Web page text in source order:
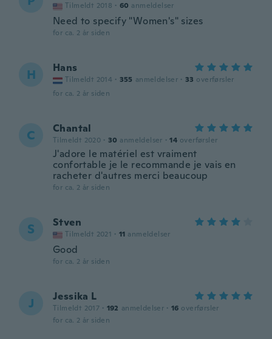
Tilmeldt 2018 · 60 anmeldelser
Need to specify "Women's" sizes
for ca. 2 år siden
H Hans
Tilmeldt 2014 · 355 anmeldelser · 33 overførsler
for ca. 2 år siden
C Chantal
Tilmeldt 2020 · 30 anmeldelser · 14 overførsler
J'adore le matériel est vraiment
confortable je le recommande je vais en
racheter d'autres merci beaucoup
for ca. 2 år siden
S Stven
Tilmeldt 2021 · 11 anmeldelser
Good
for ca. 2 år siden
J Jessika L
Tilmeldt 2017 · 192 anmeldelser · 16 overførsler
for ca. 2 år siden